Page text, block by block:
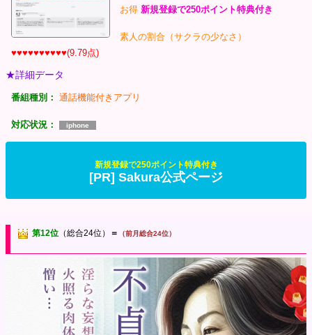
お得 新規登録で250ポイント特典付き
素人の割合（サクラの少なさ）
♥♥♥♥♥♥♥♥♥♥(9.79点)
★詳細データ
番組種別： 通話機能付きアプリ
対応状況： iphone
新規登録で250ポイント特典付き
[PR] Sakura公式ページ
第12位 （総合24位） ＝ （前月総合24位）